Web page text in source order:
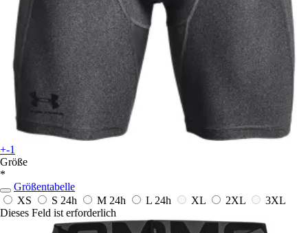
+-1
Größe
*
Größentabelle
XS
S 24h M 24h L 24h XL 2XL
3XL
Dieses Feld ist erforderlich